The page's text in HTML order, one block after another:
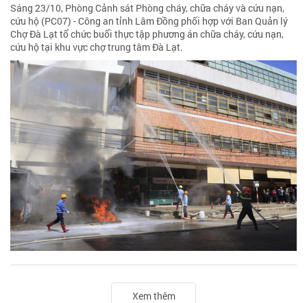
Sáng 23/10, Phòng Cảnh sát Phòng cháy, chữa cháy và cứu nạn,
cứu hộ (PC07) - Công an tỉnh Lâm Đồng phối hợp với Ban Quản lý
Chợ Đà Lạt tổ chức buổi thực tập phương án chữa cháy, cứu nạn,
cứu hộ tại khu vực chợ trung tâm Đà Lạt.
Xem thêm